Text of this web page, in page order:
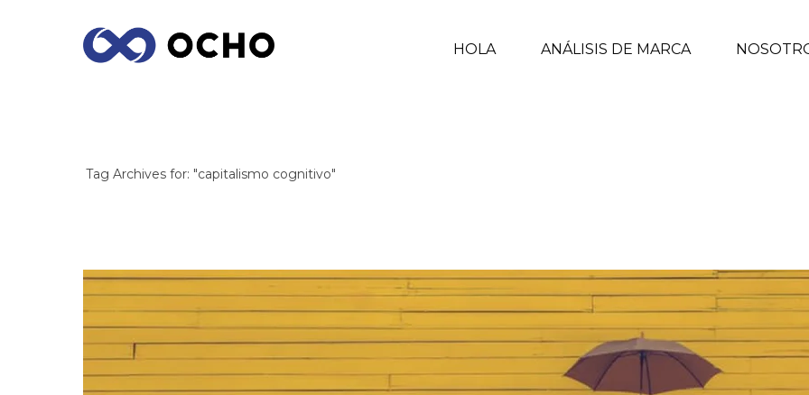
HOLA ANÁLISIS DE MARCA
Tag Archives for: "capitalismo cognitivo"